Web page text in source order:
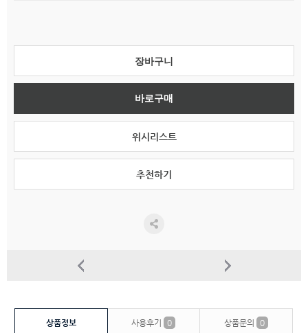
장바구니
바로구매
위시리스트
추천하기
상품정보 사용후기 0 상품문의 0